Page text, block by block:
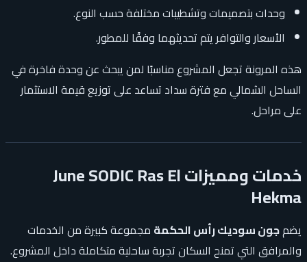
وحدات بتصميمات وتشطيبات مختلفة حسب النوع.
الأسعار والتوافر يتم تحديثهما وفقًا للمطور.
هذه المرونة تجعل المشروع مناسبًا لمن يبحث عن وحدة فاخرة في
الساحل الشمالي مع فترة سداد تساعد على توزيع قيمة الاستثمار
على مراحل.
خدمات ومميزات June SODIC Ras El
Hekma
يضمجون سوديك رأس الحكمة مجموعة كبيرة من الخدمات
والمرافق التي تمنح السكان تجربة ساحلية متكاملة داخل المشروع.